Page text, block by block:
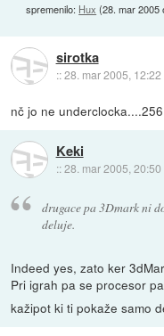
spremenilo: Hux (28. mar 2005
sirotka
::28. mar 2005, 12:22
nč jo ne
Keki
::28. mar 2005, 20:50
drugace pa 3Dmark ni
deluje.
Indeed yes, zato ker
Pri igrah pa se procesor
kažipot ki ti pokaže samo